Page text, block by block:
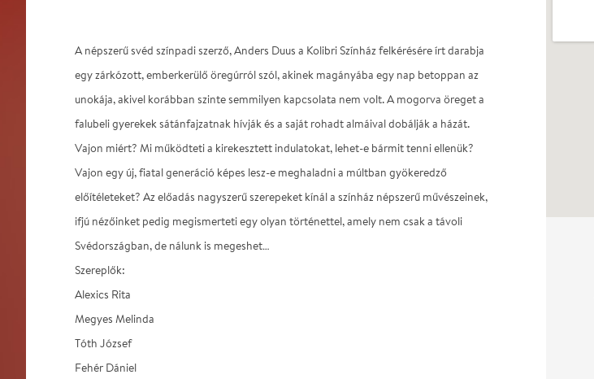
A népszerű svéd színpadi szerző, Anders Duus a Kolibri Színház felkérésére írt darabja
egy zárkózott, emberkerülő öregúrról szól, akinek magányába egy nap betoppan az
unokája, akivel korábban szinte semmilyen kapcsolata nem volt. A mogorva öreget a
falubeli gyerekek sátánfajzatnak hívják és a saját rohadt almáival dobálják a házát.
Vajon miért? Mi működteti a kirekesztett indulatokat, lehet-e bármit tenni ellenük?
Vajon egy új, fiatal generáció képes lesz-e meghaladni a múltban gyökeredző
előítéleteket? Az előadás nagyszerű szerepeket kínál a színház népszerű művészeinek,
ifjú nézőinket pedig megismerteti egy olyan történettel, amely nem csak a távoli
Svédországban, de nálunk is megeshet…
Szereplők:
Alexics Rita
Megyes Melinda
Tóth József
Fehér Dániel